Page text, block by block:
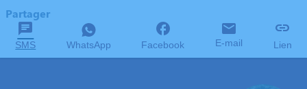
Partager
SMS WhatsApp Facebook E-mail Lien